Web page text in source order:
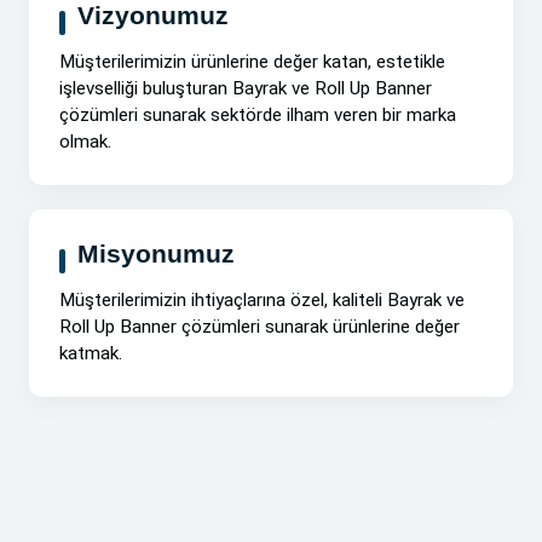
Vizyonumuz
Müşterilerimizin ürünlerine değer katan, estetikle
işlevselliği buluşturan Bayrak ve Roll Up Banner
çözümleri sunarak sektörde ilham veren bir marka
olmak.
Misyonumuz
Müşterilerimizin ihtiyaçlarına özel, kaliteli Bayrak ve
Roll Up Banner çözümleri sunarak ürünlerine değer
katmak.